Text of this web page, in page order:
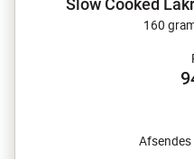
160
Afsendes